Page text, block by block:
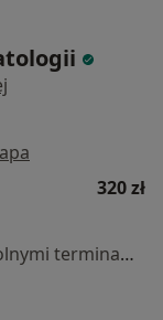
320 zł
Brak dostępnych specjalistów z wolnymi terminami w tym centrum medycznym.